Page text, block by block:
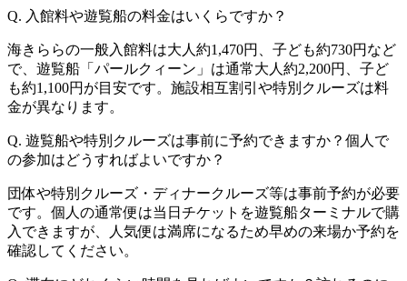
Q. 入館料や遊覧船の料金はいくらですか？
海きららの一般入館料は大人約1,470円、子ども約730円など
で、遊覧船「パールクィーン」は通常大人約2,200円、子ど
も約1,100円が目安です。施設相互割引や特別クルーズは料
金が異なります。
Q. 遊覧船や特別クルーズは事前に予約できますか？個人で
の参加はどうすればよいですか？
団体や特別クルーズ・ディナークルーズ等は事前予約が必要
です。個人の通常便は当日チケットを遊覧船ターミナルで購
入できますが、人気便は満席になるため早めの来場か予約を
確認してください。